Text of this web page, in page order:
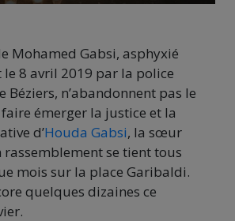
Mohamed Gabsi, asphyxié
8 avril 2019 par la police
Béziers, n’abandonnent pas le
émerger la justice et la
d’Houda Gabsi, la sœur
se tient tous
mois sur la place Garibaldi.
quelques dizaines ce